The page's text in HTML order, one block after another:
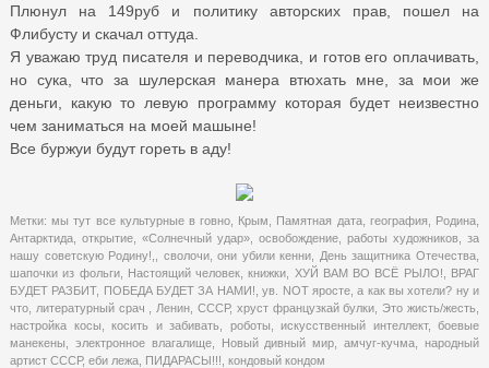
Плюнул на 149руб и политику авторских прав, пошел на
Флибусту и скачал оттуда.
Я уважаю труд писателя и переводчика, и готов его оплачивать,
но сука, что за шулерская манера втюхать мне, за мои же
деньги, какую то левую программу которая будет неизвестно
чем заниматься на моей машыне!
Все буржуи будут гореть в аду!
Метки:мы тут все культурные в говно Крым Памятная дата, география Родина
Антарктида
открытие «Солнечный удар» освобождение работы художников
за
нашу советскую Родину!,
сволочи,они убили кенни День защитника Отечества
шапочки из фольги, Настоящий человек ,книжки ХУЙ ВАМ ВО ВСЁ РЫЛО!
ВРАГ
БУДЕТ РАЗБИТ, ПОБЕДА БУДЕТ ЗА НАМИ! ,ув. NOT яросте,а как вы хотели? ну и
что
литературный срач Ленин ,СССР, хруст французкай булки Это жисть/жесть
настройка косы
косить и забивать роботы искусственный интеллект, боевые
манекены
электронное влагалище, Новый дивный мир ,амчуг-кучма ,народный
артист СССР, еби лежа ПИДАРАСЫ!!! кондовый кондом